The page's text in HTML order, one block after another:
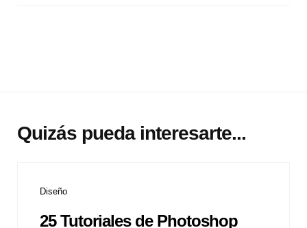
Quizás pueda interesarte...
Diseño
25 Tutoriales de Photoshop